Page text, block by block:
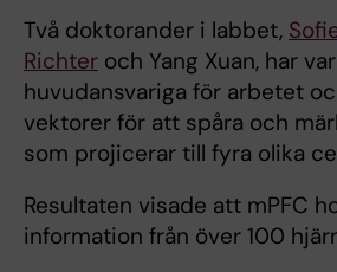
Två doktorander i labbet,
Richter och Yang Xuan, har
huvudansvariga för arbetet
vektorer för att spåra och
som projicerar till fyra olika
Resultaten visade att mPFC
information från över 100